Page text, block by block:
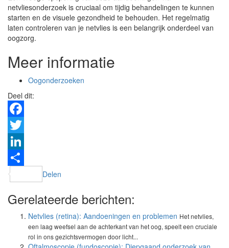
netvliesonderzoek is cruciaal om tijdig behandelingen te kunnen
starten en de visuele gezondheid te behouden. Het regelmatig
laten controleren van je netvlies is een belangrijk onderdeel van
oogzorg.
Meer informatie
Oogonderzoeken
Deel dit:
Facebook
Twitter
LinkedIn
Delen
Gerelateerde berichten:
Netvlies (retina): Aandoeningen en problemen Het netvlies,
een laag weefsel aan de achterkant van het oog, speelt een cruciale
rol in ons gezichtsvermogen door licht...